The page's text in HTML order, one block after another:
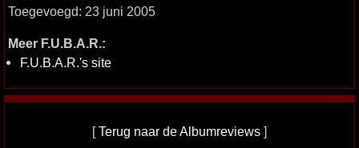
Toegevoegd: 23 juni 2005
Meer F.U.B.A.R.:
F.U.B.A.R.'s site
[Terug naar de Albumreviews ]